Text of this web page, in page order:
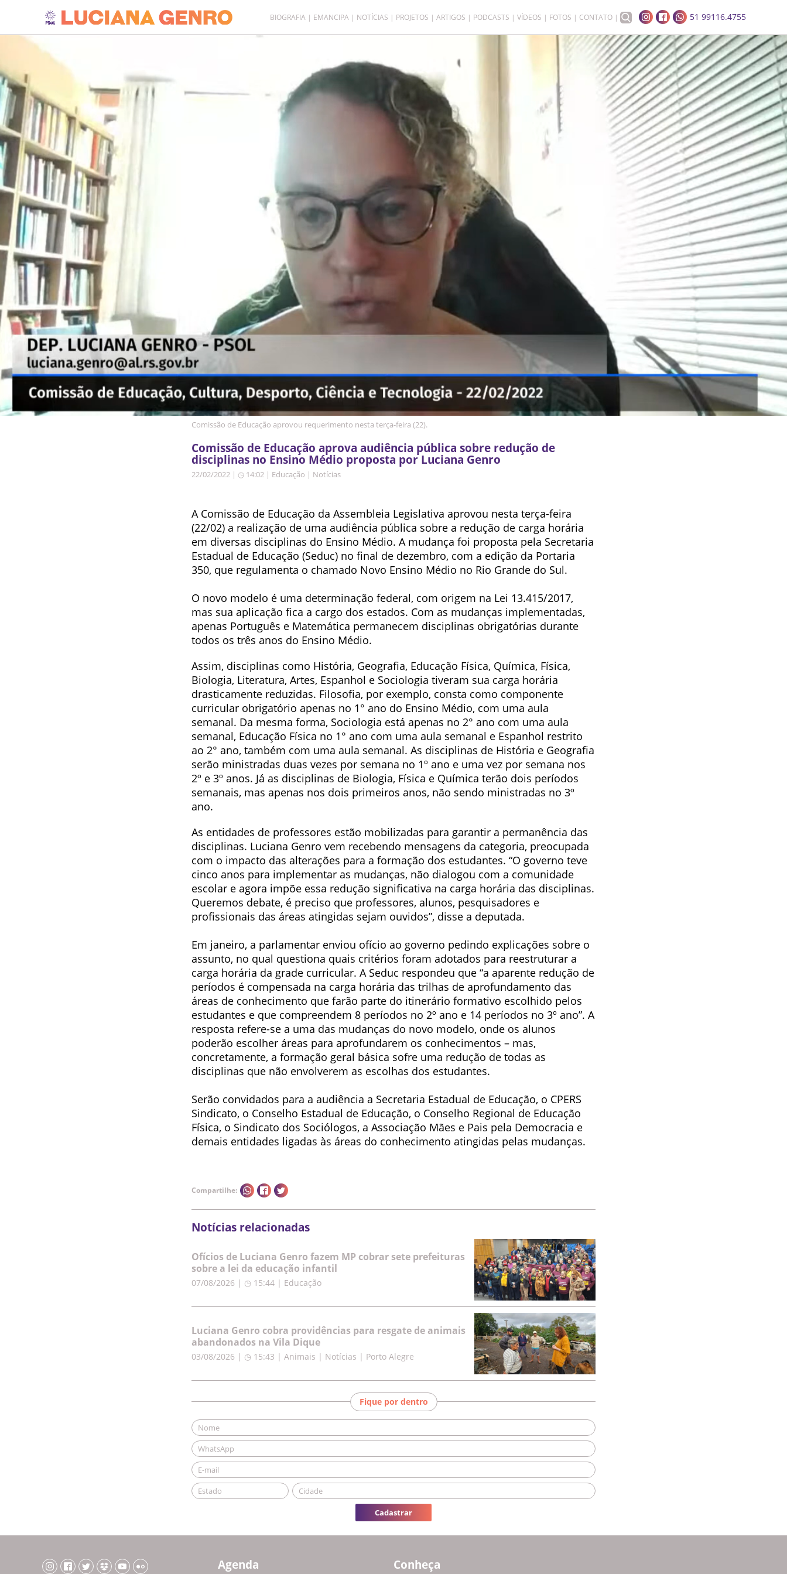
BIOGRAFIA EMANCIPA NOTÍCIAS PROJETOS ARTIGOS PODCASTS VÍDEOS FOTOS CONTATO 51 99116.4755
Comissão de Educação aprovou requerimento nesta terça-feira (22).
Comissão de Educação aprova audiência pública sobre redução de
disciplinas no Ensino Médio proposta por Luciana Genro
22/02/2022 | ◷ 14:02 | Educação | Notícias
A Comissão de Educação da Assembleia Legislativa aprovou nesta terça-feira
(22/02) a realização de uma audiência pública sobre a redução de carga horária
em diversas disciplinas do Ensino Médio. A mudança foi proposta pela Secretaria
Estadual de Educação (Seduc) no final de dezembro, com a edição da Portaria
350, que regulamenta o chamado Novo Ensino Médio no Rio Grande do Sul.
O novo modelo é uma determinação federal, com origem na Lei 13.415/2017,
mas sua aplicação fica a cargo dos estados. Com as mudanças implementadas,
apenas Português e Matemática permanecem disciplinas obrigatórias durante
todos os três anos do Ensino Médio.
Assim, disciplinas como História, Geografia, Educação Física, Química, Física,
Biologia, Literatura, Artes, Espanhol e Sociologia tiveram sua carga horária
drasticamente reduzidas. Filosofia, por exemplo, consta como componente
curricular obrigatório apenas no 1° ano do Ensino Médio, com uma aula
semanal. Da mesma forma, Sociologia está apenas no 2° ano com uma aula
semanal, Educação Física no 1° ano com uma aula semanal e Espanhol restrito
ao 2° ano, também com uma aula semanal. As disciplinas de História e Geografia
serão ministradas duas vezes por semana no 1º ano e uma vez por semana nos
2º e 3º anos. Já as disciplinas de Biologia, Física e Química terão dois períodos
semanais, mas apenas nos dois primeiros anos, não sendo ministradas no 3º
ano.
As entidades de professores estão mobilizadas para garantir a permanência das
disciplinas. Luciana Genro vem recebendo mensagens da categoria, preocupada
com o impacto das alterações para a formação dos estudantes. “O governo teve
cinco anos para implementar as mudanças, não dialogou com a comunidade
escolar e agora impõe essa redução significativa na carga horária das disciplinas.
Queremos debate, é preciso que professores, alunos, pesquisadores e
profissionais das áreas atingidas sejam ouvidos”, disse a deputada.
Em janeiro, a parlamentar enviou ofício ao governo pedindo explicações sobre o
assunto, no qual questiona quais critérios foram adotados para reestruturar a
carga horária da grade curricular. A Seduc respondeu que “a aparente redução de
períodos é compensada na carga horária das trilhas de aprofundamento das
áreas de conhecimento que farão parte do itinerário formativo escolhido pelos
estudantes e que compreendem 8 períodos no 2º ano e 14 períodos no 3º ano”. A
resposta refere-se a uma das mudanças do novo modelo, onde os alunos
poderão escolher áreas para aprofundarem os conhecimentos – mas,
concretamente, a formação geral básica sofre uma redução de todas as
disciplinas que não envolverem as escolhas dos estudantes.
Serão convidados para a audiência a Secretaria Estadual de Educação, o CPERS
Sindicato, o Conselho Estadual de Educação, o Conselho Regional de Educação
Física, o Sindicato dos Sociólogos, a Associação Mães e Pais pela Democracia e
demais entidades ligadas às áreas do conhecimento atingidas pelas mudanças.
Compartilhe:
Notícias relacionadas
Ofícios de Luciana Genro fazem MP cobrar sete prefeituras
sobre a lei da educação infantil
07/08/2026 | ◷ 15:44 | Educação
Luciana Genro cobra providências para resgate de animais
abandonados na Vila Dique
03/08/2026 | ◷ 15:43 | Animais | Notícias | Porto Alegre
Fique por dentro
Cadastrar
Agenda Conheça